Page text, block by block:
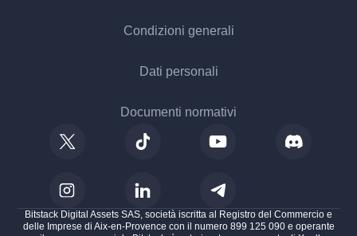
Condizioni generali
Dati personali
Documenti normativi
Bitstack Digital Assets SAS, società iscritta al Registro del Commercio e
delle Imprese di Aix-en-Provence con il numero 899 125 090 e operante